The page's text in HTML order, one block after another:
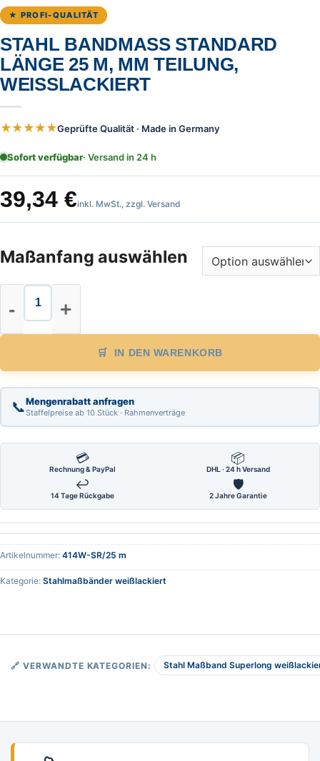
★ PROFI-QUALITÄT
STAHL BANDMASS STANDARD L
ÄNGE 25 M, MM TEILUNG, W
EISSLACKIERT
★★★★★Geprüfte Qualität · Made in Germany
Sofort verfügbar· Versand in 24 h
39,34 €inkl. MwSt., zzgl. Versand
Maßanfang auswählen
Stahl Bandmaß Standard Länge
IN DEN WARENKORB
📞Mengenrabatt anfragen
Staffelpreise ab 10 Stück · Rahmenverträge
💳
Rechnung & PayPal
📦
DHL · 24 h Versand
↩
14 Tage Rückgabe
🛡
2 Jahre Garantie
Artikelnummer: 414W-SR/25 m
Kategorie: Stahlmaßbänder weißlackiert
🔗 VERWANDTE KATEGORIEN: Stahl Maßband Superlong